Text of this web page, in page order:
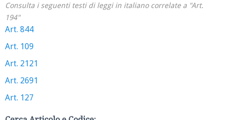
Consulta i seguenti testi di leggi in italiano correlate a "Art.
194"
Art. 844
Art. 109
Art. 2121
Art. 2691
Art. 127